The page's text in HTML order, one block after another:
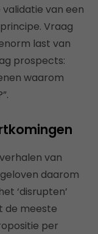
van een
Vraag
last van
prospects:
waarom
van
daarom
‘disrupten’
de meeste
per